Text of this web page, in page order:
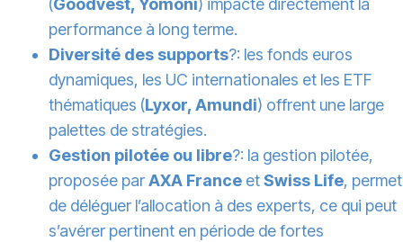
(Goodvest, Yomoni) impacte directement la
performance à long terme.
Diversité des supports?: les fonds euros
dynamiques, les UC internationales et les ETF
thématiques (Lyxor, Amundi) offrent une large
palettes de stratégies.
Gestion pilotée ou libre?: la gestion pilotée,
proposée parAXA France etSwiss Life, permet
de déléguer l’allocation à des experts, ce qui peut
s’avérer pertinent en période de fortes